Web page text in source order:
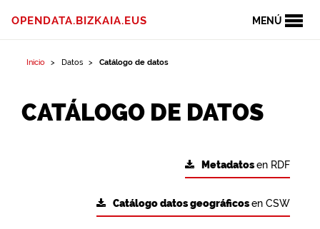
MENÚ
OPENDATA.BIZKAIA.EUS
Inicio Datos Catálogo de datos
CATÁLOGO DE DATOS
Metadatosen RDF
Catálogo datos geográficosen CSW